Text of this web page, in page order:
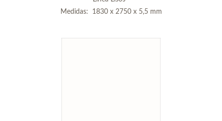
Medidas: 1830 x 2750 x 5,5 mm